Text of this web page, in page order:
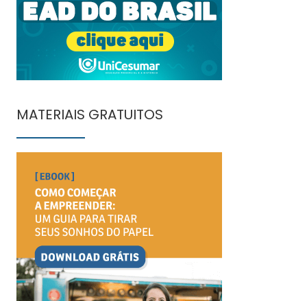
MATERIAIS GRATUITOS